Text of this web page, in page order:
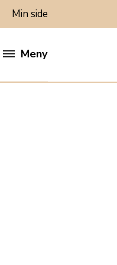
Min side
Meny